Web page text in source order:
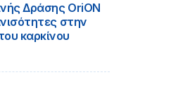
Δράσης OriON
στην
καρκίνου